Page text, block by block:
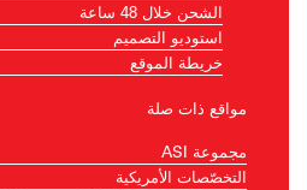
الشحن خلال 48 ساعة
استوديو التصميم
خريطة الموقع
مواقع ذات صلة
مجموعة ASI
التخصّصات الأمريكية